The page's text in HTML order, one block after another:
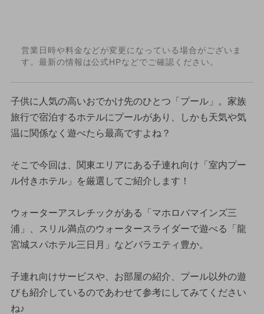
営業日時や料金などが変更になっている場合がございま
す。最新の情報は公式HPなどでご確認ください。
子供に人気の高いおでかけ先のひとつ「プール」。家族
旅行で宿泊するホテルにプールがあり、しかも天気や気
温に関係なく遊べたら最高ですよね？
そこで今回は、関東エリアにある子連れ向け「室内プー
ル付きホテル」を厳選してご紹介します！
ウォーターアスレチックがある「マホロバマインズ三
浦」、スリル満点のウォータースライダーで遊べる「龍
宮城スパホテル三日月」などバラエティ豊か。
子連れ向けサービスや、お部屋の紹介、プール以外の遊
びも紹介しているのであわせて参考にしてみてください
ね♪